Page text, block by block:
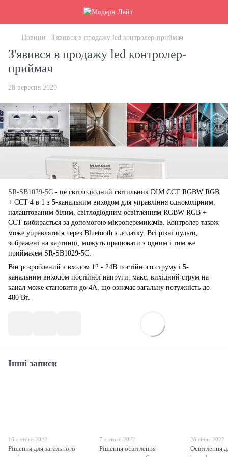
Новини З'явився в продажу led контролер-приймач
З'явився в продажу led контролер-
приймач
28 вересня 2020
SR-SB1029-5C - це світлодіодний світильник DIM CCT RGBW RGB
+ CCT 4 в 1 з 5-канальним виходом для управління одноколірним,
налаштованим білим, світлодіодним освітленням RGBW RGB +
CCT вибирається за допомогою мікроперемикачів. Контролер також
може управлятися через Bluetooth з додатку. Всі різні пульти,
зображені на картинці, можуть працювати з одним і тим же
приймачем SR-SB1029-5C.
Він розроблений з входом 12 - 24В постійного струму і 5-
канальним виходом постійної напруги, макс. вихідний струм на
канал може становити до 4А, що означає загальну потужність до
480 Вт.
Інші записи
16 лютого 2022
Рішення для загального
7 лютого 2022
Рішення освітлення
26 січня 2022
Освітлення